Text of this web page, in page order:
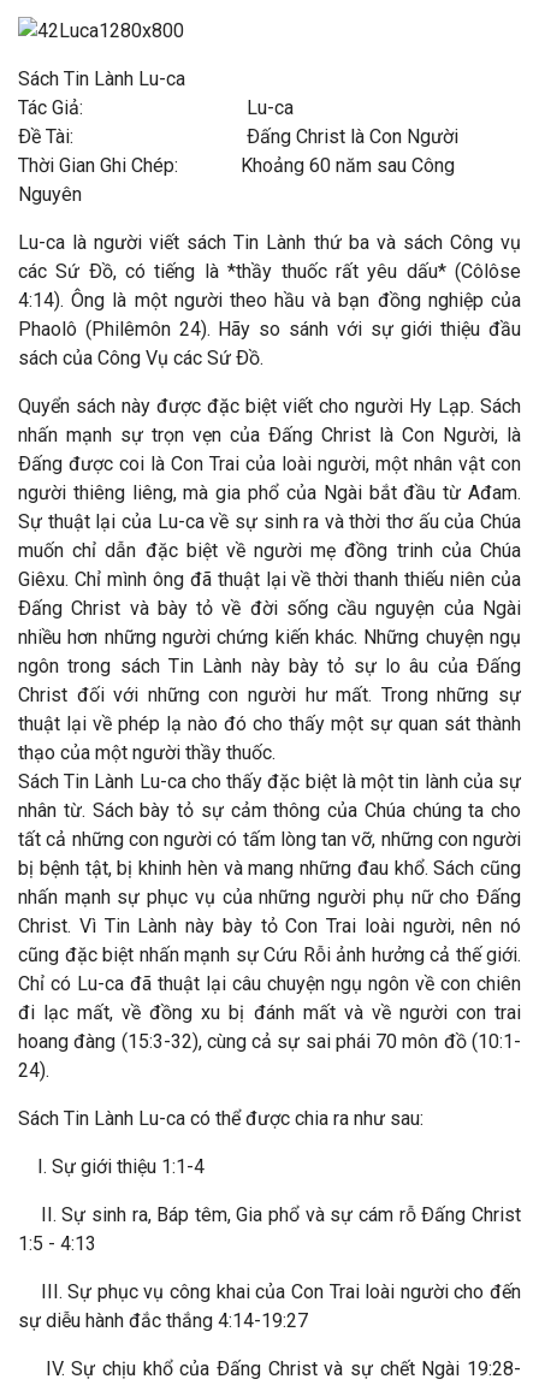
Sách Tin Lành Lu-ca
Tác Giả: Lu-ca
Ðề Tài: Ðấng Christ là Con Người
Thời Gian Ghi Chép: Khoảng 60 năm sau Công
Nguyên
Lu-ca là người viết sách Tin Lành thứ ba và sách Công vụ
các Sứ Ðồ, có tiếng là *thầy thuốc rất yêu dấu* (Côlôse
4:14). Ông là một người theo hầu và bạn đồng nghiệp của
Phaolô (Philêmôn 24). Hãy so sánh với sự giới thiệu đầu
sách của Công Vụ các Sứ Ðồ.
Quyển sách này được đặc biệt viết cho người Hy Lạp. Sách
nhấn mạnh sự trọn vẹn của Ðấng Christ là Con Người, là
Ðấng được coi là Con Trai của loài người, một nhân vật con
người thiêng liêng, mà gia phổ của Ngài bắt đầu từ Ađam.
Sự thuật lại của Lu-ca về sự sinh ra và thời thơ ấu của Chúa
muốn chỉ dẫn đặc biệt về người mẹ đồng trinh của Chúa
Giêxu. Chỉ mình ông đã thuật lại về thời thanh thiếu niên của
Ðấng Christ và bày tỏ về đời sống cầu nguyện của Ngài
nhiều hơn những người chứng kiến khác. Những chuyện ngụ
ngôn trong sách Tin Lành này bày tỏ sự lo âu của Ðấng
Christ đối với những con người hư mất. Trong những sự
thuật lại về phép lạ nào đó cho thấy một sự quan sát thành
thạo của một người thầy thuốc.
Sách Tin Lành Lu-ca cho thấy đặc biệt là một tin lành của sự
nhân từ. Sách bày tỏ sự cảm thông của Chúa chúng ta cho
tất cả những con người có tấm lòng tan vỡ, những con người
bị bệnh tật, bị khinh hèn và mang những đau khổ. Sách cũng
nhấn mạnh sự phục vụ của những người phụ nữ cho Ðấng
Christ. Vì Tin Lành này bày tỏ Con Trai loài người, nên nó
cũng đặc biệt nhấn mạnh sự Cứu Rỗi ảnh hưởng cả thế giới.
Chỉ có Lu-ca đã thuật lại câu chuyện ngụ ngôn về con chiên
đi lạc mất, về đồng xu bị đánh mất và về người con trai
hoang đàng (15:3-32), cùng cả sự sai phái 70 môn đồ (10:1-
24).
Sách Tin Lành Lu-ca có thể được chia ra như sau:
I. Sự giới thiệu 1:1-4
II. Sự sinh ra, Báp têm, Gia phổ và sự cám rỗ Ðấng Christ
1:5 - 4:13
III. Sự phục vụ công khai của Con Trai loài người cho đến
sự diễu hành đắc thắng 4:14-19:27
IV. Sự chịu khổ của Ðấng Christ và sự chết Ngài 19:28-